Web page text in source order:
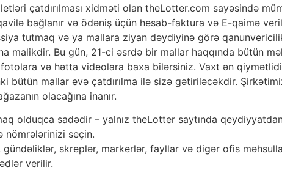
çatdırılması xidməti olan theLotter.com sayəsində
bağlanır və ödəniş üçün hesab-faktura və E-qaimə
tutmaq və ya mallara ziyan dəydiyinə görə
malikdir. Bu gün, 21-ci əsrdə bir mallar haqqında bütün
və hətta videolara baxa bilərsiniz. Vaxt ən
bütün mallar evə çatdırılma ilə sizə gətiriləcəkdir.
olacağına inanır.
olduqca sadədir – yalnız theLotter saytında
nömrələrinizi seçin.
gündəliklər, skreplər, markerlər, fayllar və digər ofis
verilir.